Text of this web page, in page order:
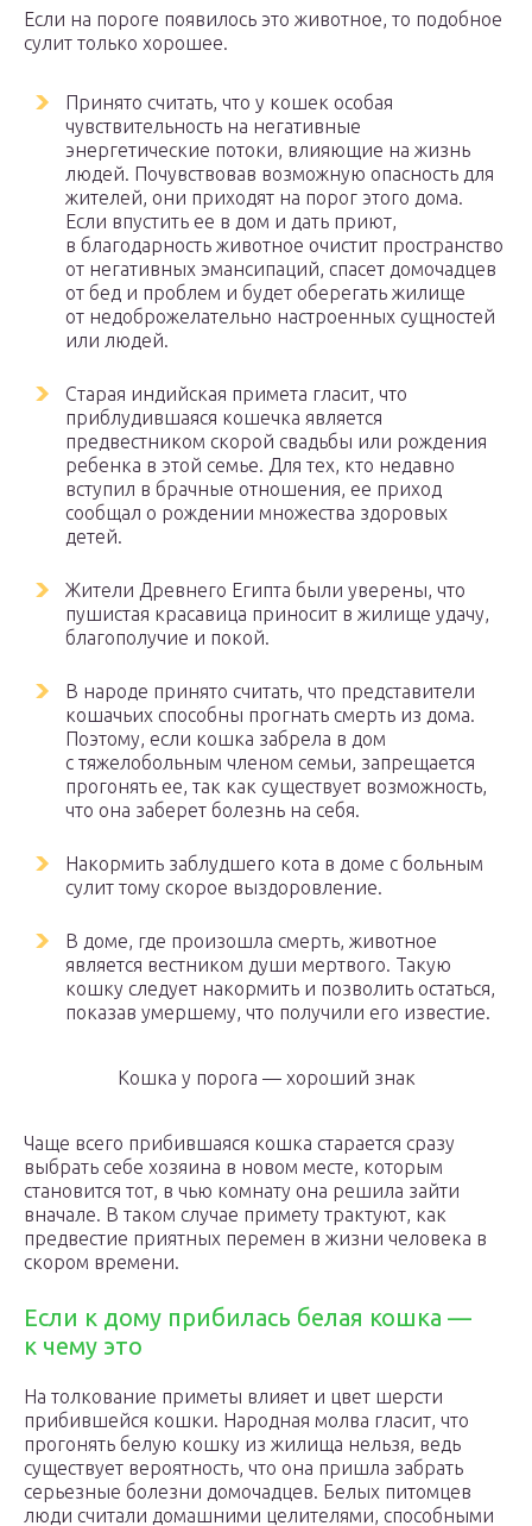
Если на пороге появилось это животное, то подобное
сулит только хорошее.
Принято считать, что у кошек особая
чувствительность на негативные
энергетические потоки, влияющие на жизнь
людей. Почувствовав возможную опасность для
жителей, они приходят на порог этого дома.
Если впустить ее в дом и дать приют,
в благодарность животное очистит пространство
от негативных эмансипаций, спасет домочадцев
от бед и проблем и будет оберегать жилище
от недоброжелательно настроенных сущностей
или людей.
Старая индийская примета гласит, что
приблудившаяся кошечка является
предвестником скорой свадьбы или рождения
ребенка в этой семье. Для тех, кто недавно
вступил в брачные отношения, ее приход
сообщал о рождении множества здоровых
детей.
Жители Древнего Египта были уверены, что
пушистая красавица приносит в жилище удачу,
благополучие и покой.
В народе принято считать, что представители
кошачьих способны прогнать смерть из дома.
Поэтому, если кошка забрела в дом
с тяжелобольным членом семьи, запрещается
прогонять ее, так как существует возможность,
что она заберет болезнь на себя.
Накормить заблудшего кота в доме с больным
сулит тому скорое выздоровление.
В доме, где произошла смерть, животное
является вестником души мертвого. Такую
кошку следует накормить и позволить остаться,
показав умершему, что получили его известие.
Кошка у порога — хороший знак
Чаще всего прибившаяся кошка старается сразу
выбрать себе хозяина в новом месте, которым
становится тот, в чью комнату она решила зайти
вначале. В таком случае примету трактуют, как
предвестие приятных перемен в жизни человека в
скором времени.
Если к дому прибилась белая кошка —
к чему это
На толкование приметы влияет и цвет шерсти
прибившейся кошки. Народная молва гласит, что
прогонять белую кошку из жилища нельзя, ведь
существует вероятность, что она пришла забрать
серьезные болезни домочадцев. Белых питомцев
люди считали домашними целителями, способными